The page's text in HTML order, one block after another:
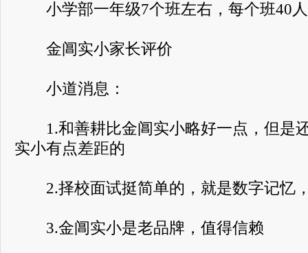
小学部一年级7个班左右，每个班40
金阊实小家长评价
小道消息：
1.和善耕比金阊实小略好一点，但是
实小有点差距的
2.择校面试挺简单的，就是数字记忆
3.金阊实小是老品牌，值得信赖